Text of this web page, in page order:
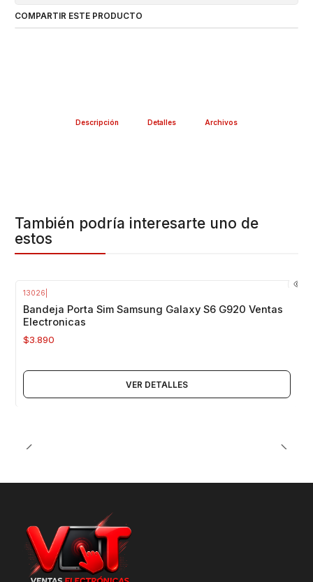
COMPARTIR ESTE PRODUCTO
Descripción Detalles Archivos
También podría interesarte uno de
estos
13026
Bandeja Porta Sim Samsung Galaxy S6 G920 Ventas
Electronicas
$3.890
VER DETALLES